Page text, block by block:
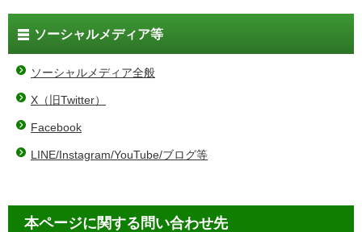
ソーシャルメディア等
ソーシャルメディア全般
X（旧Twitter）
Facebook
LINE/Instagram/YouTube/ブログ等
本ページに関する問い合わせ先